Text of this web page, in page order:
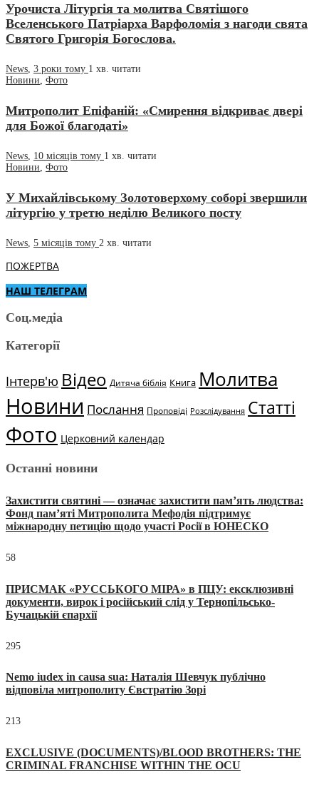
Урочиста Літургія та молитва Святішого
Вселенського Патріарха Варфоломія з нагоди свята
Святого Григорія Богослова.
News 3 роки тому 1 хв. читати
Новини Фото
Митрополит Епіфаній: «Смирення відкриває двері
для Божої благодаті»
News 10 місяців тому 1 хв. читати
Новини Фото
У Михайлівському Золотоверхому соборі звершили
літургію у третю неділю Великого посту
News 5 місяців тому 2 хв. читати
ПОЖЕРТВА
НАШ ТЕЛЕГРАМ
Соц.медіа
Категорії
Інтерв'ю Відео Дитяча біблія Книга Молитва
Новини Послання Проповіді Розслідування Статті
Фото Церковний календар
Останні новини
Захистити святині — означає захистити пам’ять людства:
Фонд пам’яті Митрополита Мефодія підтримує
міжнародну петицію щодо участі Росії в ЮНЕСКО
58
ПРИСМАК «РУССЬКОГО МІРА» в ПЦУ: ексклюзивні
документи, вирок і російський слід у Тернопільсько-
Бучацькій єпархії
295
Nemo iudex in causa sua: Наталія Шевчук публічно
відповіла митрополиту Євстратію Зорі
213
EXCLUSIVE (DOCUMENTS)/BLOOD BROTHERS: THE
CRIMINAL FRANCHISE WITHIN THE OCU